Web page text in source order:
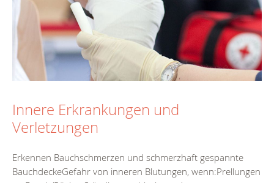
Innere Erkrankungen und
Verletzungen
Erkennen Bauchschmerzen und schmerzhaft gespannte
BauchdeckeGefahr von inneren Blutungen, wenn:Prellungen